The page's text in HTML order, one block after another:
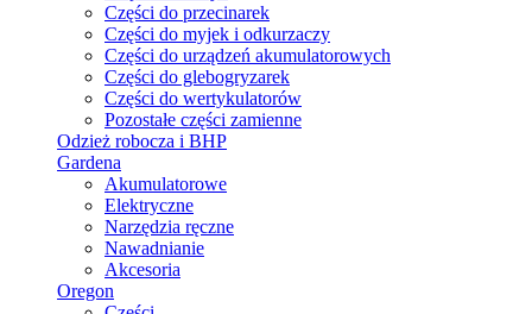
Części do przecinarek
Części do myjek i odkurzaczy
Części do urządzeń akumulatorowych
Części do glebogryzarek
Części do wertykulatorów
Pozostałe części zamienne
Odzież robocza i BHP
Gardena
Akumulatorowe
Elektryczne
Narzędzia ręczne
Nawadnianie
Akcesoria
Oregon